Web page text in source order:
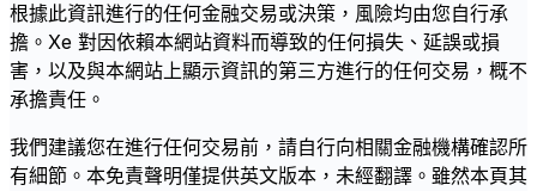
根據此資訊進行的任何金融交易或決策，風險均由您自行承
擔。Xe 對因依賴本網站資料而導致的任何損失、延誤或損
害，以及與本網站上顯示資訊的第三方進行的任何交易，概不
承擔責任。
我們建議您在進行任何交易前，請自行向相關金融機構確認所
有細節。本免責聲明僅提供英文版本，未經翻譯。雖然本頁其